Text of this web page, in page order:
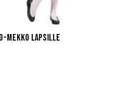
mekko lapsille